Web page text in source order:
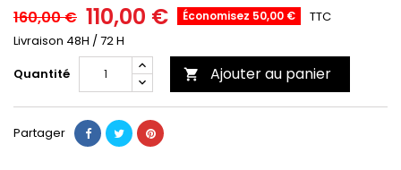
160,00 € 110,00 € Économisez 50,00 €
TTC
Livraison 48H / 72 H
Quantité
 Ajouter au panier
Partager